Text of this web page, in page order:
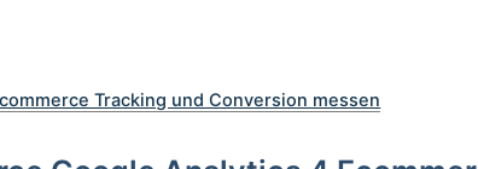
Tracking und Conversion messen